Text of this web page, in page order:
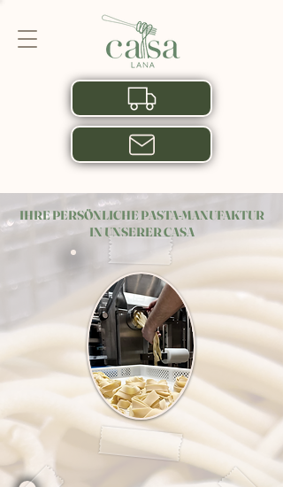
Reservieren
Lieferung
IHRE PERSÖNLICHE PASTA-MANUFAKTUR
IN UNSERER CASA